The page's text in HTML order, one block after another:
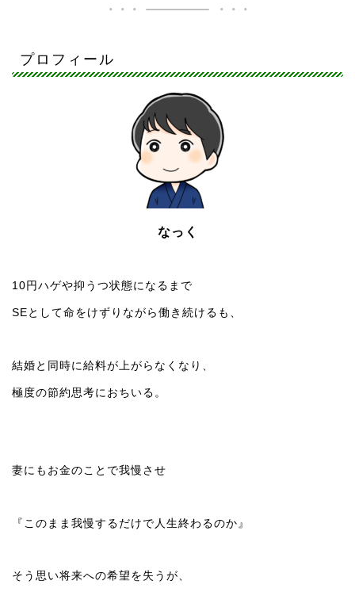
プロフィール
なっく
10円ハゲや抑うつ状態になるまで
SEとして命をけずりながら働き続けるも、
結婚と同時に給料が上がらなくなり、
極度の節約思考におちいる。
妻にもお金のことで我慢させ
『このまま我慢するだけで人生終わるのか』
そう思い将来への希望を失うが、